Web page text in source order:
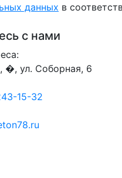
данных в
с нами
�, ул. Соборная, 6
15-32